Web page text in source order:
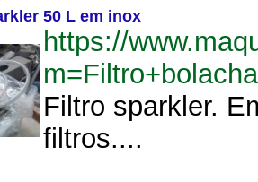
50 L em inox
https://
Filtro sparkler.
filtros....